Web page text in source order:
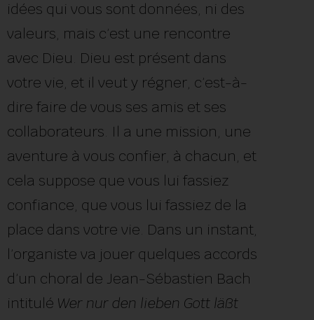
idées qui vous sont données, ni des
valeurs, mais c’est une rencontre
avec Dieu. Dieu est présent dans
votre vie, et il veut y régner, c’est-à-
dire faire de vous ses amis et ses
collaborateurs. Il a une mission, une
aventure à vous confier, à chacun, et
cela suppose que vous lui fassiez
confiance, que vous lui fassiez de la
place dans votre vie. Dans un instant,
l’organiste va jouer quelques accords
d’un choral de Jean-Sébastien Bach
intitulé Wer nur den lieben Gott läßt